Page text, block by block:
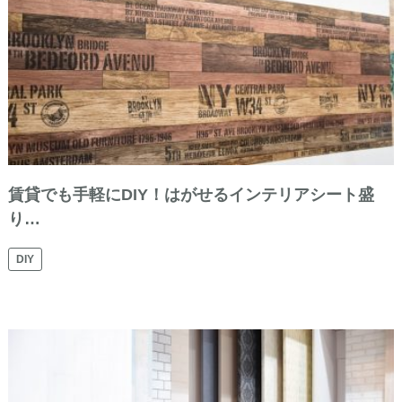
賃貸でも手軽にDIY！はがせるインテリアシート盛
り…
DIY